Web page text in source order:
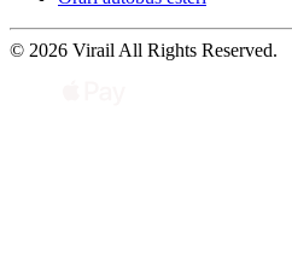
© 2026 Virail All Rights Reserved.